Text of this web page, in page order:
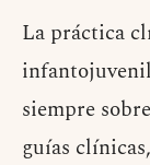
La práctica
siempre
guías